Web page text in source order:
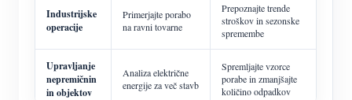
Industrijske
operacije
Primerjajte porabo
na ravni tovarne
Prepoznajte trende
stroškov in sezonske
spremembe
Upravljanje
nepremičnin
in objektov
Analiza električne
energije za več stavb
Spremljajte vzorce
porabe in zmanjšajte
količino odpadkov